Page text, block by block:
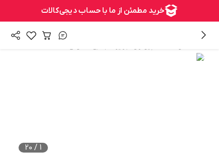
1
/
20